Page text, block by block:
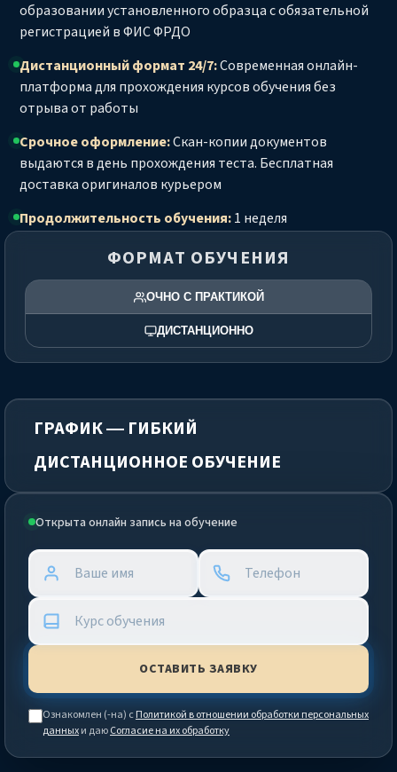
образовании установленного образца с обязательной
регистрацией в ФИС ФРДО
Дистанционный формат 24/7:Современная онлайн-
платформа для прохождения курсов обучения без
отрыва от работы
Срочное оформление:Скан-копии документов
выдаются в день прохождения теста. Бесплатная
доставка оригиналов курьером
Продолжительность обучения:1 неделя
Открыта онлайн запись на обучение
Ознакомлен (-на) сПолитикой в отношении обработки персональных
данныхи даюСогласие на их обработку
ФОРМАТ ОБУЧЕНИЯ
ОЧНО С ПРАКТИКОЙ
ДИСТАНЦИОННО
ГРАФИК — ГИБКИЙ
ДИСТАНЦИОННОЕ ОБУЧЕНИЕ